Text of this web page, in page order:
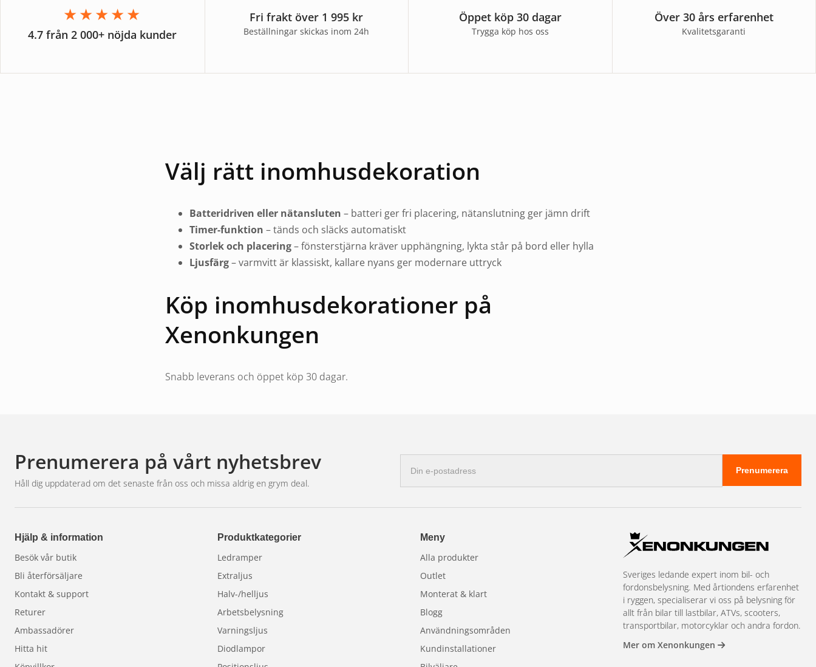
★★★★★
4.7 från 2 000+ nöjda kunder
Fri frakt över 1 995 kr
Beställningar skickas inom 24h
Öppet köp 30 dagar
Trygga köp hos oss
Över 30 års erfarenhet
Kvalitetsgaranti
Välj rätt inomhusdekoration
Batteridriven eller nätansluten – batteri ger fri placering, nätanslutning ger jämn drift
Timer-funktion – tänds och släcks automatiskt
Storlek och placering– fönsterstjärna kräver upphängning, lykta står på bord eller hylla
Ljusfärg– varmvitt är klassiskt, kallare nyans ger modernare uttryck
Köp inomhusdekorationer på
Xenonkungen
Snabb leverans och öppet köp 30 dagar.
Prenumerera på vårt nyhetsbrev
Håll dig uppdaterad om det senaste från oss och missa aldrig en grym deal.
postadress
Prenumerera
Hjälp & information
Besök vår butik
Bli återförsäljare
Kontakt & support
Returer
Ambassadörer
Hitta hit
Produktkategorier
Ledramper
Extraljus
Halv-/helljus
Arbetsbelysning
Varningsljus
Diodlampor
Meny
Alla produkter
Outlet
Monterat & klart
Blogg
Användningsområden
Kundinstallationer
Sveriges ledande expert inom bil- och
fordonsbelysning. Med årtiondens erfarenhet
i ryggen, specialiserar vi oss på belysning för
allt från bilar till lastbilar, ATVs, scooters,
transportbilar, motorcyklar och andra fordon.
Mer om Xenonkungen